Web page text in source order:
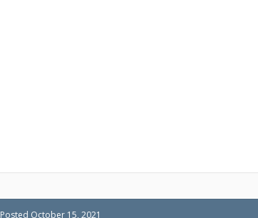
Posted October 15, 2021